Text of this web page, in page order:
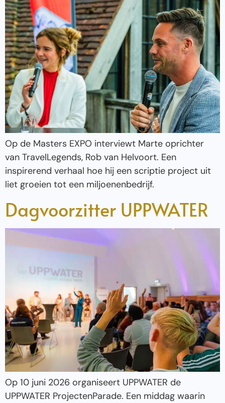
Op de Masters EXPO interviewt Marte oprichter
van TravelLegends, Rob van Helvoort. Een
inspirerend verhaal hoe hij een scriptie project uit
liet groeien tot een miljoenenbedrijf.
Dagvoorzitter UPPWATER
Op 10 juni 2026 organiseert UPPWATER de
UPPWATER ProjectenParade. Een middag waarin